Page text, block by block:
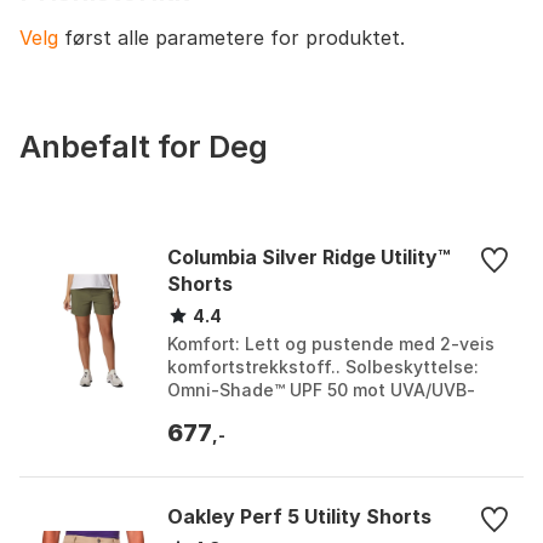
Velg først alle parametere for produktet.
Anbefalt for Deg
Columbia Silver Ridge Utility™
Shorts
4.4
Komfort: Lett og pustende med 2-veis
komfortstrekkstoff.. Solbeskyttelse:
Omni-Shade™ UPF 50 mot UVA/UVB-
polyester.. Oppb...
677 ,-
Oakley Perf 5 Utility Shorts